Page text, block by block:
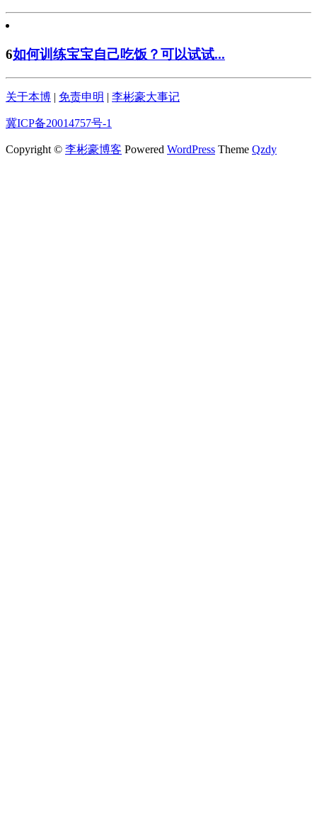
6如何训练宝宝自己吃饭？可以试试...
关于本博 | 免责申明 | 李彬豪大事记
冀ICP备20014757号-1
Copyright © 李彬豪博客 Powered WordPress Theme Qzdy